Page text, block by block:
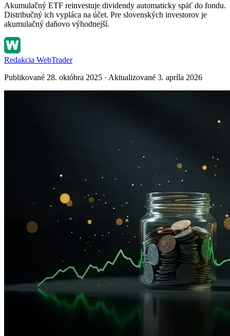
Akumulačný ETF reinvestuje dividendy automaticky späť do fondu.
Distribučný ich vypláca na účet. Pre slovenských investorov je
akumulačný daňovo výhodnejší.
Redakcia WebTrader
Publikované 28. októbra 2025 · Aktualizované 3. apríla 2026